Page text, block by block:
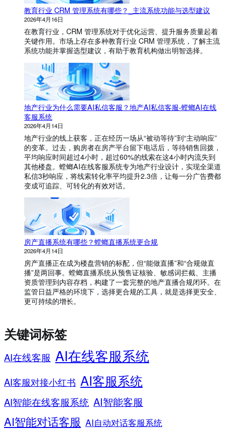
教育行业 CRM 管理系统有哪些？_主流系统功能与选型建议
2026年4月16日
在教育行业，CRM 管理系统对于优化运营、提升服务质量起着
关键作用。市场上存在多种教育行业 CRM 管理系统，了解主流
系统功能并掌握选型建议，有助于教育机构做出明智选择。
地产行业为什么需要AI私信客服？地产AI私信客服-螳螂AI在线
客服系统
2026年4月14日
地产行业的线上获客，正在经历一场从“被动等待”到“主动响应”
的变革。过去，购房者在房产平台留下电话后，等待销售回拨，
平均响应时间超过4小时，超过60%的线索在这4小时内流失到
其他楼盘。螳螂AI在线客服系统专为地产行业设计，实现全渠道
私信3秒响应，将线索转化率平均提升2.3倍，让每一分广告费都
变成可追踪、可转化的有效对话。
房产直播系统有哪些？螳螂直播系统更合规
2026年4月14日
房产直播正在成为楼盘营销的标配，但“能做直播”和“合规做直
播”是两回事。螳螂直播系统从预售证核验、敏感词拦截、主播
资质管理到内容存档，构建了一套完整的地产直播合规闭环。在
监管日益严格的环境下，选择更合规的工具，就是选择更安全、
更可持续的增长。
关键词标签
AI在线客服 AI在线客服系统
AI客服对接小红书 AI客服系统
AI智能在线客服系统 AI智能客服
AI智能对话客服 AI自动对话客服系统